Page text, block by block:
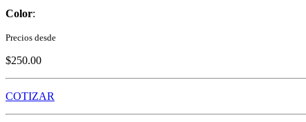
Color:
Precios desde
$250.00
COTIZAR